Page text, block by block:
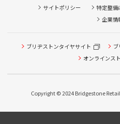
サイトポリシー
特定整備
企業情
ブリヂストンタイヤサイト
オンラインス
Copyright © 2024 Bridgestone